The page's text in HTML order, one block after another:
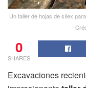
Un taller de hojas de sílex
0
SHARES
Excavaciones